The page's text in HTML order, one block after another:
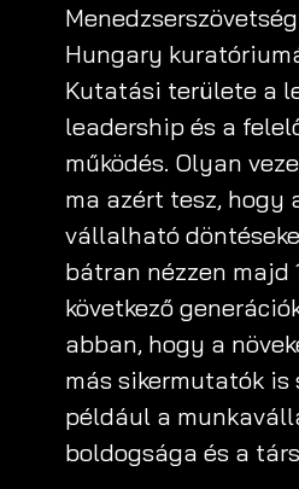
Hungary
Kutatási területe a
leadership és a
működés. Olyan
ma azért tesz, hogy
vállalható
bátran nézzen majd
következő
abban, hogy a
más sikermutatók is
például a
boldogsága és a